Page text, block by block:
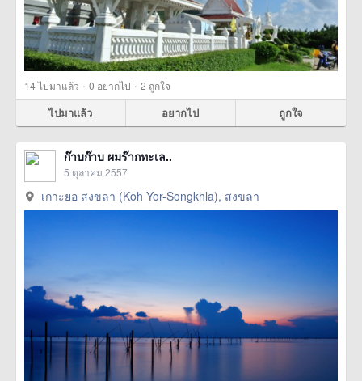
14ไปมาแล้ว · 0 อยากไป · 2 ถูกใจ
ไปมาแล้ว อยากไป ถูกใจ
ก๊าบก๊าบ ผมร๊ากทะเล..
5 ตุลาคม 2557
เกาะยอ สงขลา (Koh Yor-Songkhla), สงขลา